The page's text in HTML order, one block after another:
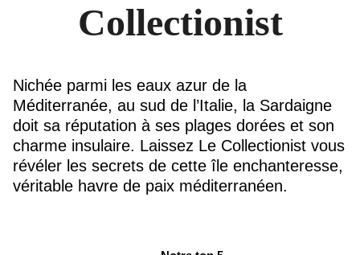
Collectionist
Nichée parmi les eaux azur de la
Méditerranée, au sud de l’Italie, la Sardaigne
doit sa réputation à ses plages dorées et son
charme insulaire. Laissez Le Collectionist vous
révéler les secrets de cette île enchanteresse,
véritable havre de paix méditerranéen.